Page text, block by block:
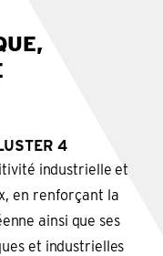
4
industrielle et
en renforçant la
ainsi que ses
et industrielles